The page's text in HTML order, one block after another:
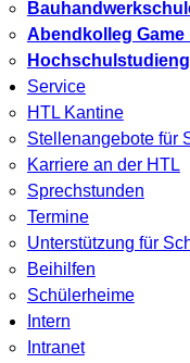
Abendkolleg
Service
HTL Kantine
Stellenangebote für
Karriere an der HTL
Sprechstunden
Termine
Unterstützung für
Beihilfen
Schülerheime
Intern
Intranet